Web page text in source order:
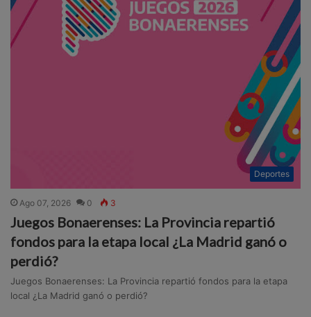
Deportes
Ago 07, 2026 0 3
Juegos Bonaerenses: La Provincia repartió
fondos para la etapa local ¿La Madrid ganó o
perdió?
Juegos Bonaerenses: La Provincia repartió fondos para la etapa
local ¿La Madrid ganó o perdió?